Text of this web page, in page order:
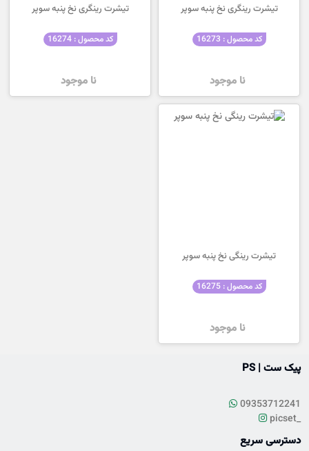
تیشرت رینگری نخ پنبه سوپر
کد محصول : 16273
نا موجود
تیشرت رینگری نخ پنبه سوپر
کد محصول : 16274
نا موجود
تیشرت رینگی نخ پنبه سوپر
کد محصول : 16275
نا موجود
پیک ست | PS
09353712241
picset_
دسترسی سریع